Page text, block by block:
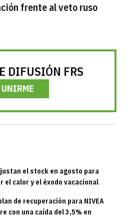
frente al veto ruso
DIFUSIÓN FRS
UNIRME
el stock en agosto para
el calor y el éxodo vacacional
de recuperación para NIVEA
con una caída del 3,5% en